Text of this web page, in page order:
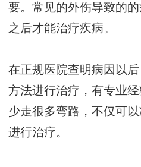
要。常见的外伤导致的
之后才能治疗疾病。
在正规医院查明病因以
方法进行治疗，有专业
少走很多弯路，不仅可
进行治疗。